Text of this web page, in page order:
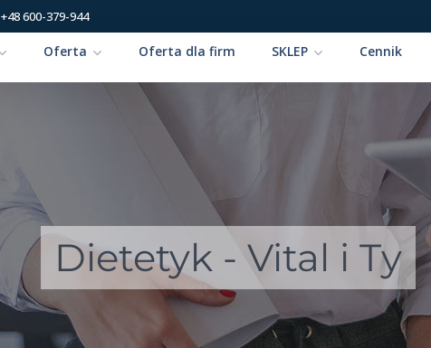
+48 600-379-944
Oferta Oferta dla firm SKLEP Cennik
Dietetyk - Vital i Ty